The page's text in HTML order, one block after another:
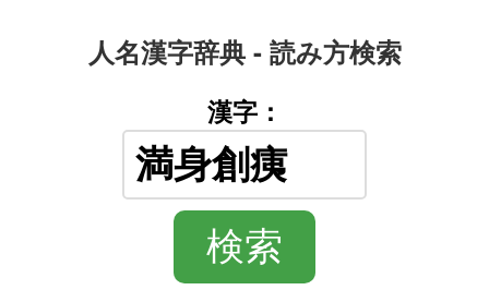
人名漢字辞典 - 読み方検索
漢字：